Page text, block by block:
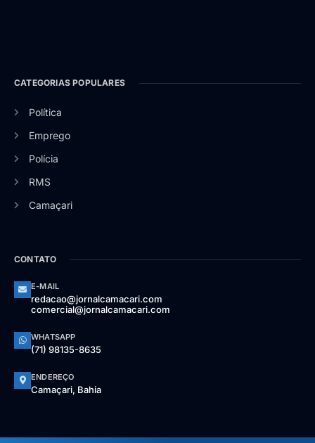
CATEGORIAS POPULARES
Política
Emprego
Polícia
RMS
Camaçari
CONTATO
E-MAIL
redacao@jornalcamacari.com
comercial@jornalcamacari.com
WHATSAPP
(71) 98135-8635
ENDEREÇO
Camaçari, Bahia